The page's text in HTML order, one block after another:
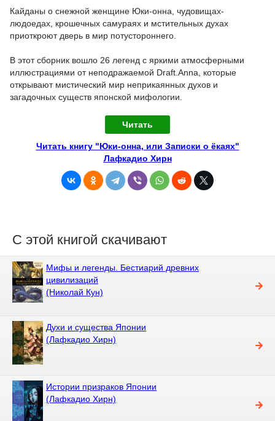
Кайданы о снежной женщине Юки-онна, чудовищах-
людоедах, крошечных самураях и мстительных духах
приоткроют дверь в мир потустороннего.
В этот сборник вошло 26 легенд с яркими атмосферными
иллюстрациями от неподражаемой Draft.Anna, которые
открывают мистический мир неприкаянных духов и
загадочных существ японской мифологии.
Читать
Читать книгу "Юки-онна, или Записки о ёкаях"
Лафкадио Хирн
С этой книгой скачивают
Мифы и легенды. Бестиарий древних
цивилизаций
(Николай Кун)
Духи и существа Японии
(Лафкадио Хирн)
Истории призраков Японии
(Лафкадио Хирн)